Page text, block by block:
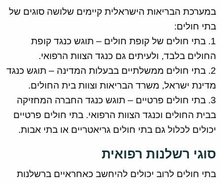
במערכת הבריאות הישראלית קיימים שלושה סוגים של
בתי חולים:
1. בתי חולים של קופת חולים – תוגש כנגד קופת
החולים בלבד, ולעיתים גם כנגד הצוות הרפואי.
2. בתי חולים ממשלתיים בבעלות המדינה – תוגש כנגד
מדינת ישראל, משרד הבריאות וצוות בית החולים.
3. בתי חולים פרטיים – תוגש כנגד החברה המחזיקה
בבית החולים וכנגד הצוות הרפואי. בתי חולים פרטיים
יכולים לכלול גם בתי חולים גריאטריים או בתי אבות.
סוגי רשלנות רפואית
בתי חולים לרוב יכולים להיחשב כאחראיים ברשלנות